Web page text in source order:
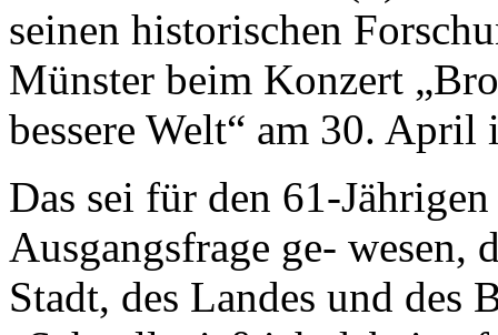
seinen historischen
Münster beim Konzert
bessere Welt“ am 30.
Das sei für den 61-
Ausgangsfrage ge-
Stadt, des Landes und des